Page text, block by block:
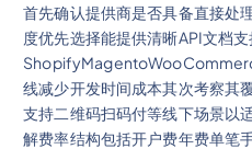
首先确认提供商是否具备直接处
度优先选择能提供清晰API文档
线减少开发时间成本其次考察其
支持二维码扫码付等线下场景以
解费率结构包括开户费年费单笔